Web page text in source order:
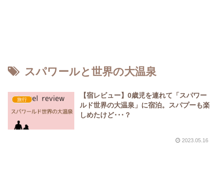
スパワールと世界の大温泉
旅行
【宿レビュー】0歳児を連れて「スパワー
ルド世界の大温泉」に宿泊。スパプーも楽
しめたけど･･･？
2023.05.16